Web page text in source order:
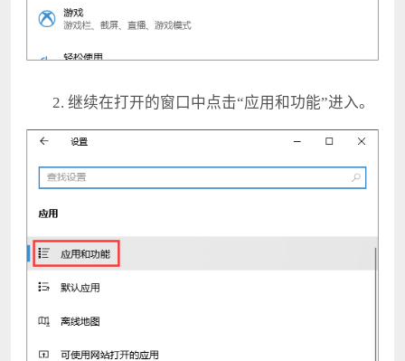
2. 继续在打开的窗口中点击“应用和功能”进入。